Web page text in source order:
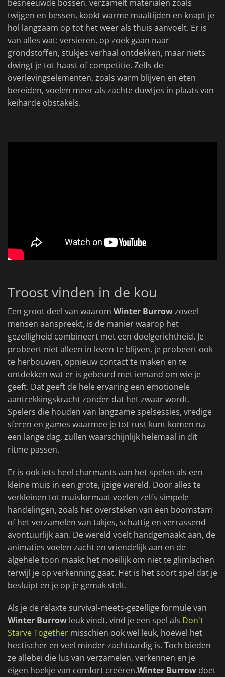
besneeuwde bossen, verzamelt materialen zoals
twijgen en bessen, kookt warme maaltijden en knapt je
hol langzaam op tot het weer als thuis aanvoelt. Er is
van alles wat: versieren, op zoek gaan naar
grondstoffen, stukjes verhaal ontdekken, maar niets
dwingt je tot haast of competitie. Zelfs de
overlevingselementen, zoals warm blijven en eten
bereiden, voelen meer als zachte duwtjes in plaats van
keiharde obstakels.
Troost vinden in de kou
Een groot deel van waarom Winter Burrowzoveel
mensen aanspreekt, is de manier waarop het
gezelligheid combineert met een doelgerichtheid. Je
probeert niet alleen in leven te blijven, je probeert ook
te herbouwen, opnieuw contact te maken en te
ontdekken wat er is gebeurd met iemand om wie je
geeft. Dat geeft de hele ervaring een emotionele
aantrekkingskracht zonder dat het zwaar wordt.
Spelers die houden van langzame spelsessies, vredige
sferen en games waarmee je tot rust kunt komen na
een lange dag, zullen waarschijnlijk helemaal in dit
ritme passen.
Er is ook iets heel charmants aan het spelen als een
kleine muis in een grote, ijzige wereld. Door alles te
verkleinen tot muisformaat voelen zelfs simpele
handelingen, zoals het oversteken van een boomstam
of het verzamelen van takjes, schattig en verrassend
avontuurlijk aan. De wereld voelt handgemaakt aan, de
animaties voelen zacht en vriendelijk aan en de
algehele toon maakt het moeilijk om niet te glimlachen
terwijl je op verkenning gaat. Het is het soort spel dat je
besluipt en je op je gemak stelt.
Als je de relaxte survival-meets-gezellige formule van
Winter Burrow leuk vindt, vind je een spel als Don't
Starve Together misschien ook wel leuk, hoewel het
hectischer en veel minder zachtaardig is. Toch bieden
ze allebei die lus van verzamelen, verkennen en je
eigen hoekje van comfort creëren.Winter Burrow doet